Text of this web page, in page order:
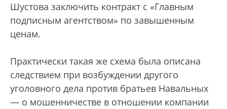
Шустова заключить контракт с «Главным
подписным агентством» по завышенным
ценам.
Практически такая же схема была описана
следствием при возбуждении другого
уголовного дела против братьев Навальных
— о мошенничестве в отношении компании